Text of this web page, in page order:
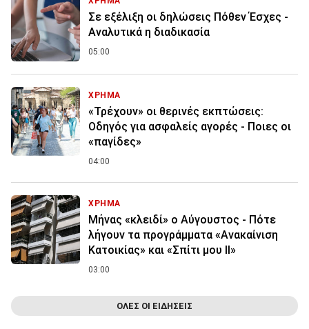
Σε εξέλιξη οι δηλώσεις Πόθεν Έσχες -
Αναλυτικά η διαδικασία
05:00
ΧΡΗΜΑ
«Τρέχουν» οι θερινές εκπτώσεις:
Οδηγός για ασφαλείς αγορές - Ποιες οι
«παγίδες»
04:00
ΧΡΗΜΑ
Μήνας «κλειδί» ο Αύγουστος - Πότε
λήγουν τα προγράμματα «Ανακαίνιση
Κατοικίας» και «Σπίτι μου ΙΙ»
03:00
ΟΛΕΣ ΟΙ ΕΙΔΗΣΕΙΣ